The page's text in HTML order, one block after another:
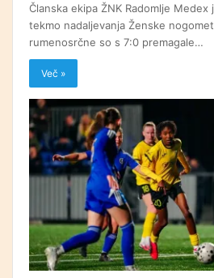
Članska ekipa ŽNK Radomlje
tekmo nadaljevanja Ženske
rumenosrčne so s 7:0 premagale…
Več »